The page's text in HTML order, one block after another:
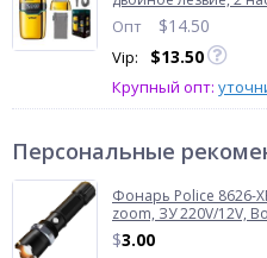
Опт $14.50
Vip: $13.50
Крупный опт:
Персональные
Фонарь Police 8626-
zoom, ЗУ 220V/12V,
$3.00